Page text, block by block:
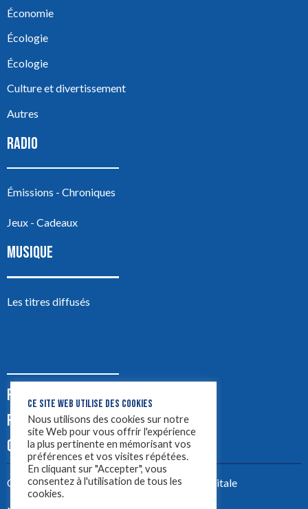
Économie
Écologie
Écologie
Culture et divertissement
Autres
RADIO
Émissions - Chroniques
Jeux - Cadeaux
MUSIQUE
Les titres diffusés
PODCASTS
PUB
CONTACT
Créez votre site avecYellowtie – Agence Digitale
CE SITE WEB UTILISE DES COOKIES
Nous utilisons des cookies sur notre
site Web pour vous offrir l'expérience
la plus pertinente en mémorisant vos
préférences et vos visites répétées.
En cliquant sur "Accepter", vous
consentez à l'utilisation de tous les
cookies.